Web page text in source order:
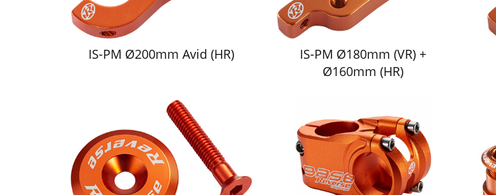
IS-PM Ø200mm Avid (HR)
IS-PM Ø180mm (VR) +
Ø160mm (HR)